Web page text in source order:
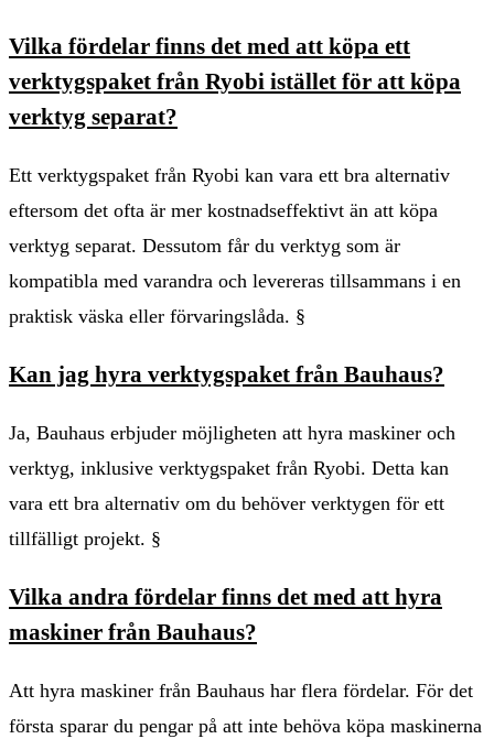
Vilka fördelar finns det med att köpa ett
verktygspaket från Ryobi istället för att köpa
verktyg separat?
Ett verktygspaket från Ryobi kan vara ett bra alternativ
eftersom det ofta är mer kostnadseffektivt än att köpa
verktyg separat. Dessutom får du verktyg som är
kompatibla med varandra och levereras tillsammans i en
praktisk väska eller förvaringslåda. §
Kan jag hyra verktygspaket från Bauhaus?
Ja, Bauhaus erbjuder möjligheten att hyra maskiner och
verktyg, inklusive verktygspaket från Ryobi. Detta kan
vara ett bra alternativ om du behöver verktygen för ett
tillfälligt projekt. §
Vilka andra fördelar finns det med att hyra
maskiner från Bauhaus?
Att hyra maskiner från Bauhaus har flera fördelar. För det
första sparar du pengar på att inte behöva köpa maskinerna